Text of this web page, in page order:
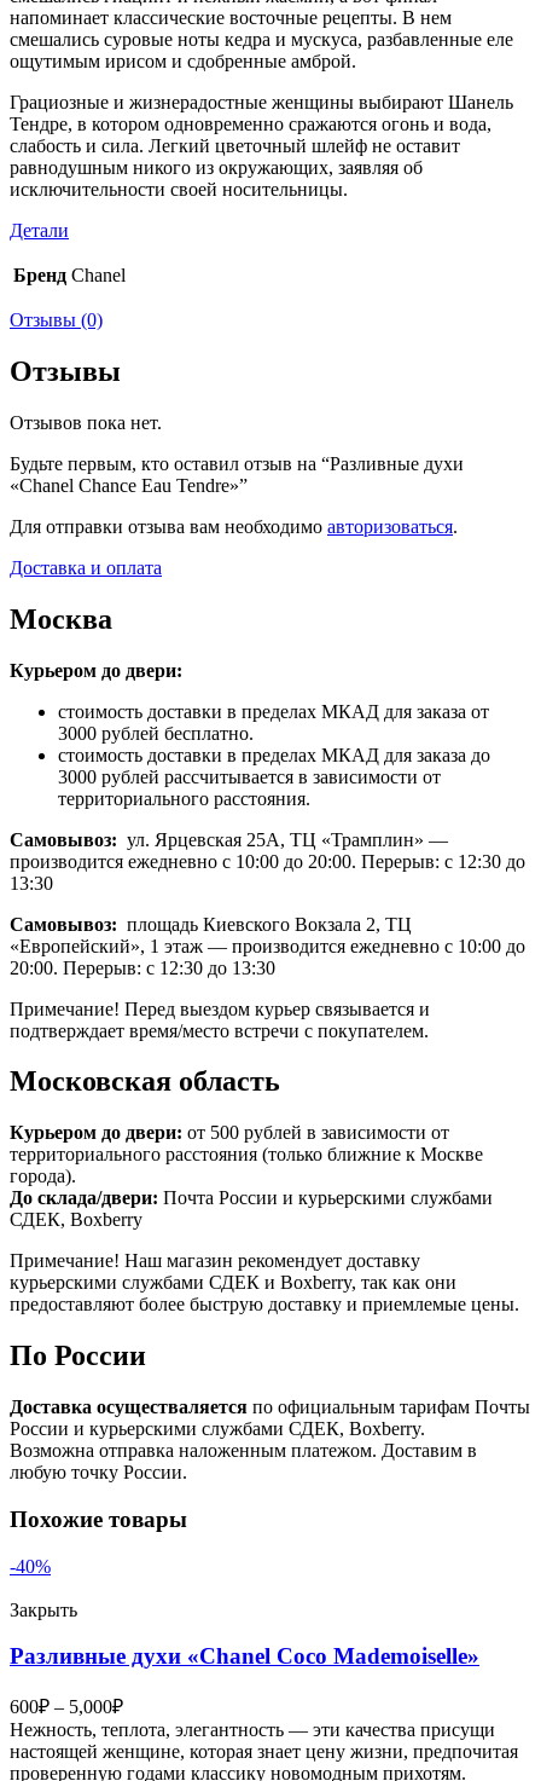
напоминает классические восточные рецепты. В нем
смешались суровые ноты кедра и мускуса, разбавленные еле
ощутимым ирисом и сдобренные амброй.
Грациозные и жизнерадостные женщины выбирают Шанель
Тендре, в котором одновременно сражаются огонь и вода,
слабость и сила. Легкий цветочный шлейф не оставит
равнодушным никого из окружающих, заявляя об
исключительности своей носительницы.
Детали
Бренд Chanel
Отзывы (0)
Отзывы
Отзывов пока нет.
Будьте первым, кто оставил отзыв на “Разливные духи
«Chanel Chance Eau Tendre»”
Для отправки отзыва вам необходимо авторизоваться.
Доставка и оплата
Москва
Курьером до двери:
стоимость доставки в пределах МКАД для заказа от
3000 рублей бесплатно.
стоимость доставки в пределах МКАД для заказа до
3000 рублей рассчитывается в зависимости от
территориального расстояния.
Самовывоз: ул. Ярцевская 25А, ТЦ «Трамплин» —
производится ежедневно с 10:00 до 20:00. Перерыв: с 12:30 до
13:30
Самовывоз: площадь Киевского Вокзала 2, ТЦ
«Европейский», 1 этаж — производится ежедневно с 10:00 до
20:00. Перерыв: с 12:30 до 13:30
Примечание! Перед выездом курьер связывается и
подтверждает время/место встречи с покупателем.
Московская область
Курьером до двери: от 500 рублей в зависимости от
территориального расстояния (только ближние к Москве
города).
До склада/двери: Почта России и курьерскими службами
СДЕК, Boxberry
Примечание! Наш магазин рекомендует доставку
курьерскими службами СДЕК и Boxberry, так как они
предоставляют более быструю доставку и приемлемые цены.
По России
Доставка осуществаляется по официальным тарифам Почты
России и курьерскими службами СДЕК, Boxberry.
Возможна отправка наложенным платежом. Доставим в
любую точку России.
Похожие товары
-40%
Закрыть
Разливные духи «Chanel Coco Mademoiselle»
600₽ – 5,000₽
Нежность, теплота, элегантность — эти качества присущи
настоящей женщине, которая знает цену жизни, предпочитая
проверенную годами классику новомодным прихотям.